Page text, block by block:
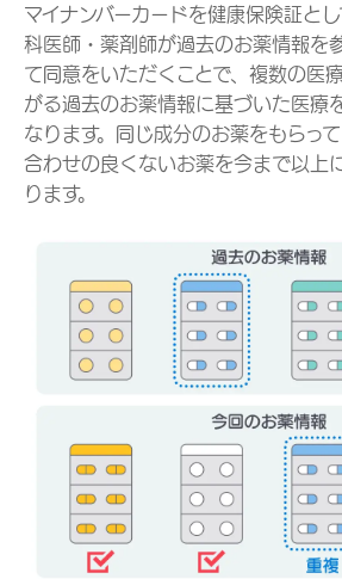
マイナンバーカードを健康保険証と
科医師・薬剤師が過去のお薬情報を
て同意をいただくことで、複数の医
がる過去のお薬情報に基づいた医療
なります。同じ成分のお薬をもらっ
合わせの良くないお薬を今まで以上
ります。